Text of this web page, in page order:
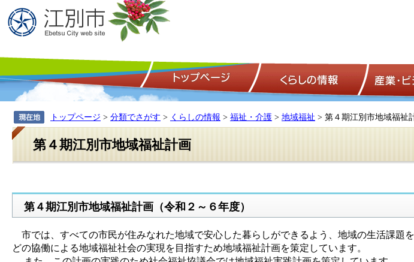
トップページ くらしの
トップページ > 分類でさがす > くらしの情報 > 福祉・介護 > 地域福祉 > 第４期江別市地域福祉
第４期江別市地域福祉計画
第４期江別市地域福祉計画（令和２～６年度）
市では、すべての市民が住みなれた地域で安心した暮らしができるよう、地域の生活課題
どの協働による地域福祉社会の実現を目指すため地域福祉計画を策定しています。